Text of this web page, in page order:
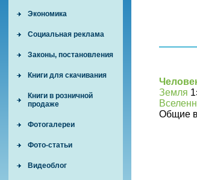
Экономика
Социальная реклама
Законы, постановления
Книги для скачивания
Книги в розничной
продаже
Фотогалереи
Фото-статьи
Видеоблог
Земля 1
Общие